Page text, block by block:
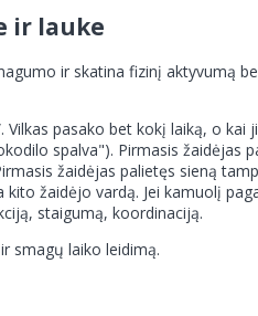
ir lauke
ir skatina fizinį aktyvumą
pasako bet kokį laiką, o
spalva"). Pirmasis žaidėjas
žaidėjas palietęs sieną
žaidėjo vardą. Jei kamuolį
staigumą, koordinaciją.
smagų laiko leidimą.